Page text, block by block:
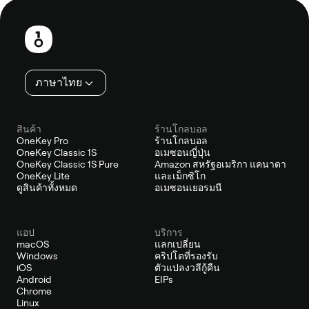
ส่วน
ท้าย
ภาษาไทย
สินค้า
OneKey Pro
OneKey Classic 1S
OneKey Classic 1S Pure
OneKey Lite
ดูสินค้าทั้งหมด
ร้านโกลบอล
ร้านโกลบอล
อเมซอนญี่ปุ่น
Amazon สหรัฐอเมริกา แคนาดา
และเม็กซิโก
อเมซอนเยอรมนี
แอป
macOS
Windows
iOS
Android
Chrome
Linux
บริการ
แลกเปลี่ยน
คริปโตที่รองรับ
ตัวแปลงวลีกู้คืน
EIPs